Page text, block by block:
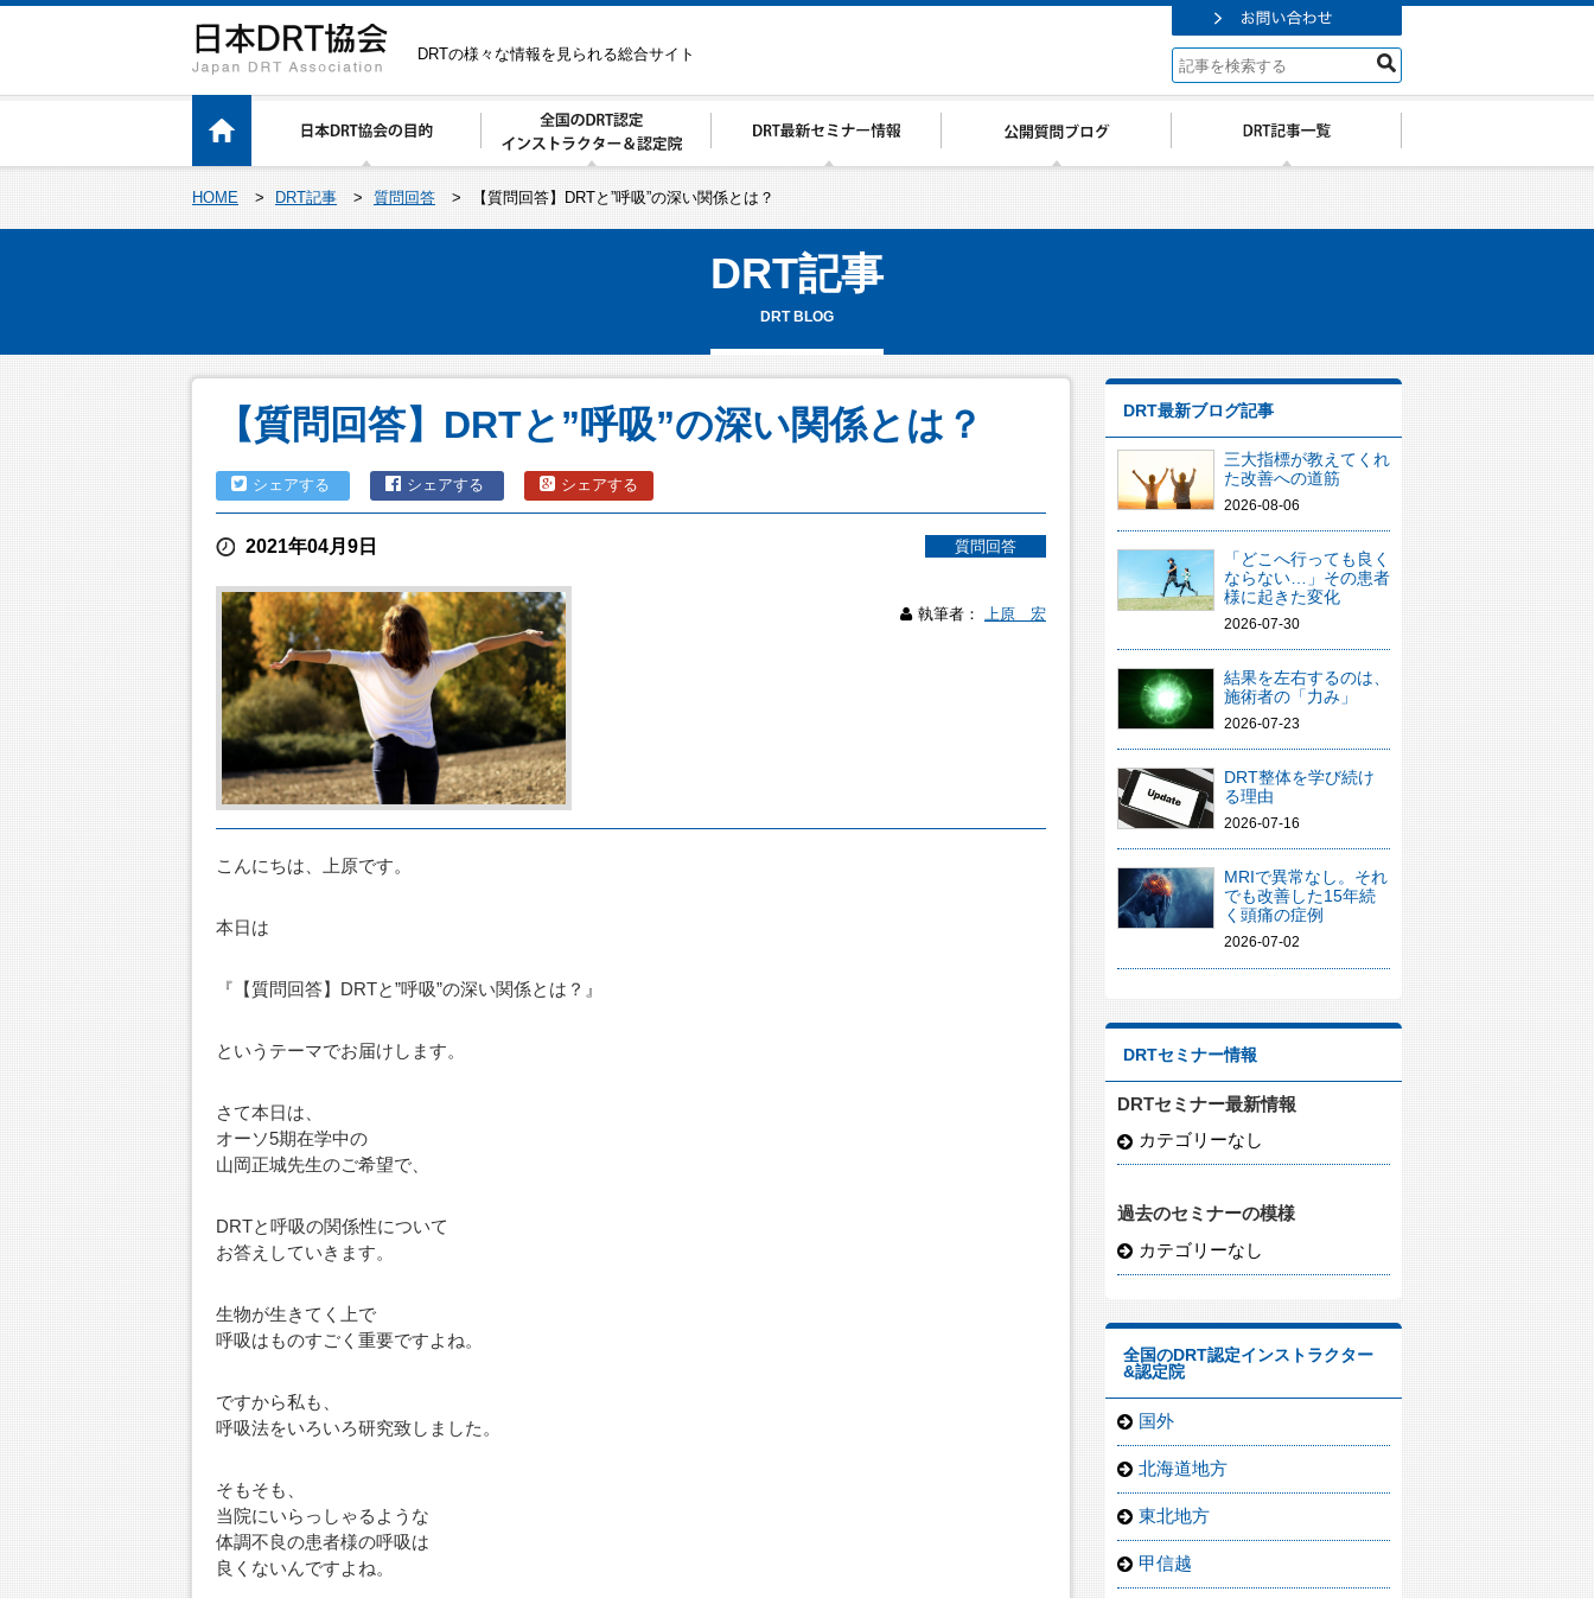
DRTの様々な情報を見られる総合サイト
HOME > DRT記事 > 質問回答 > 【質問回答】DRTと”呼吸”の深い関係とは？
DRT記事
DRT BLOG
【質問回答】DRTと”呼吸”の深い関係とは？
シェアする シェアする シェアする
2021年04月9日 質問回答
執筆者： 上原 宏
こんにちは、上原です。
本日は
『【質問回答】DRTと”呼吸”の深い関係とは？』
というテーマでお届けします。
さて本日は、
オーソ5期在学中の
山岡正城先生のご希望で、
DRTと呼吸の関係性について
お答えしていきます。
生物が生きてく上で
呼吸はものすごく重要ですよね。
ですから私も、
呼吸法をいろいろ研究致しました。
そもそも、
当院にいらっしゃるような
体調不良の患者様の呼吸は
良くないんですよね。
DRT最新ブログ記事
三大指標が教えてくれ
た改善への道筋
2026-08-06
「どこへ行っても良く
ならない…」その患者
様に起きた変化
2026-07-30
結果を左右するのは、
施術者の「力み」
2026-07-23
DRT整体を学び続け
る理由
2026-07-16
MRIで異常なし。それ
でも改善した15年続
く頭痛の症例
2026-07-02
DRTセミナー情報
DRTセミナー最新情報
カテゴリーなし
過去のセミナーの模様
カテゴリーなし
全国のDRT認定インストラクター
&認定院
国外
北海道地方
東北地方
甲信越